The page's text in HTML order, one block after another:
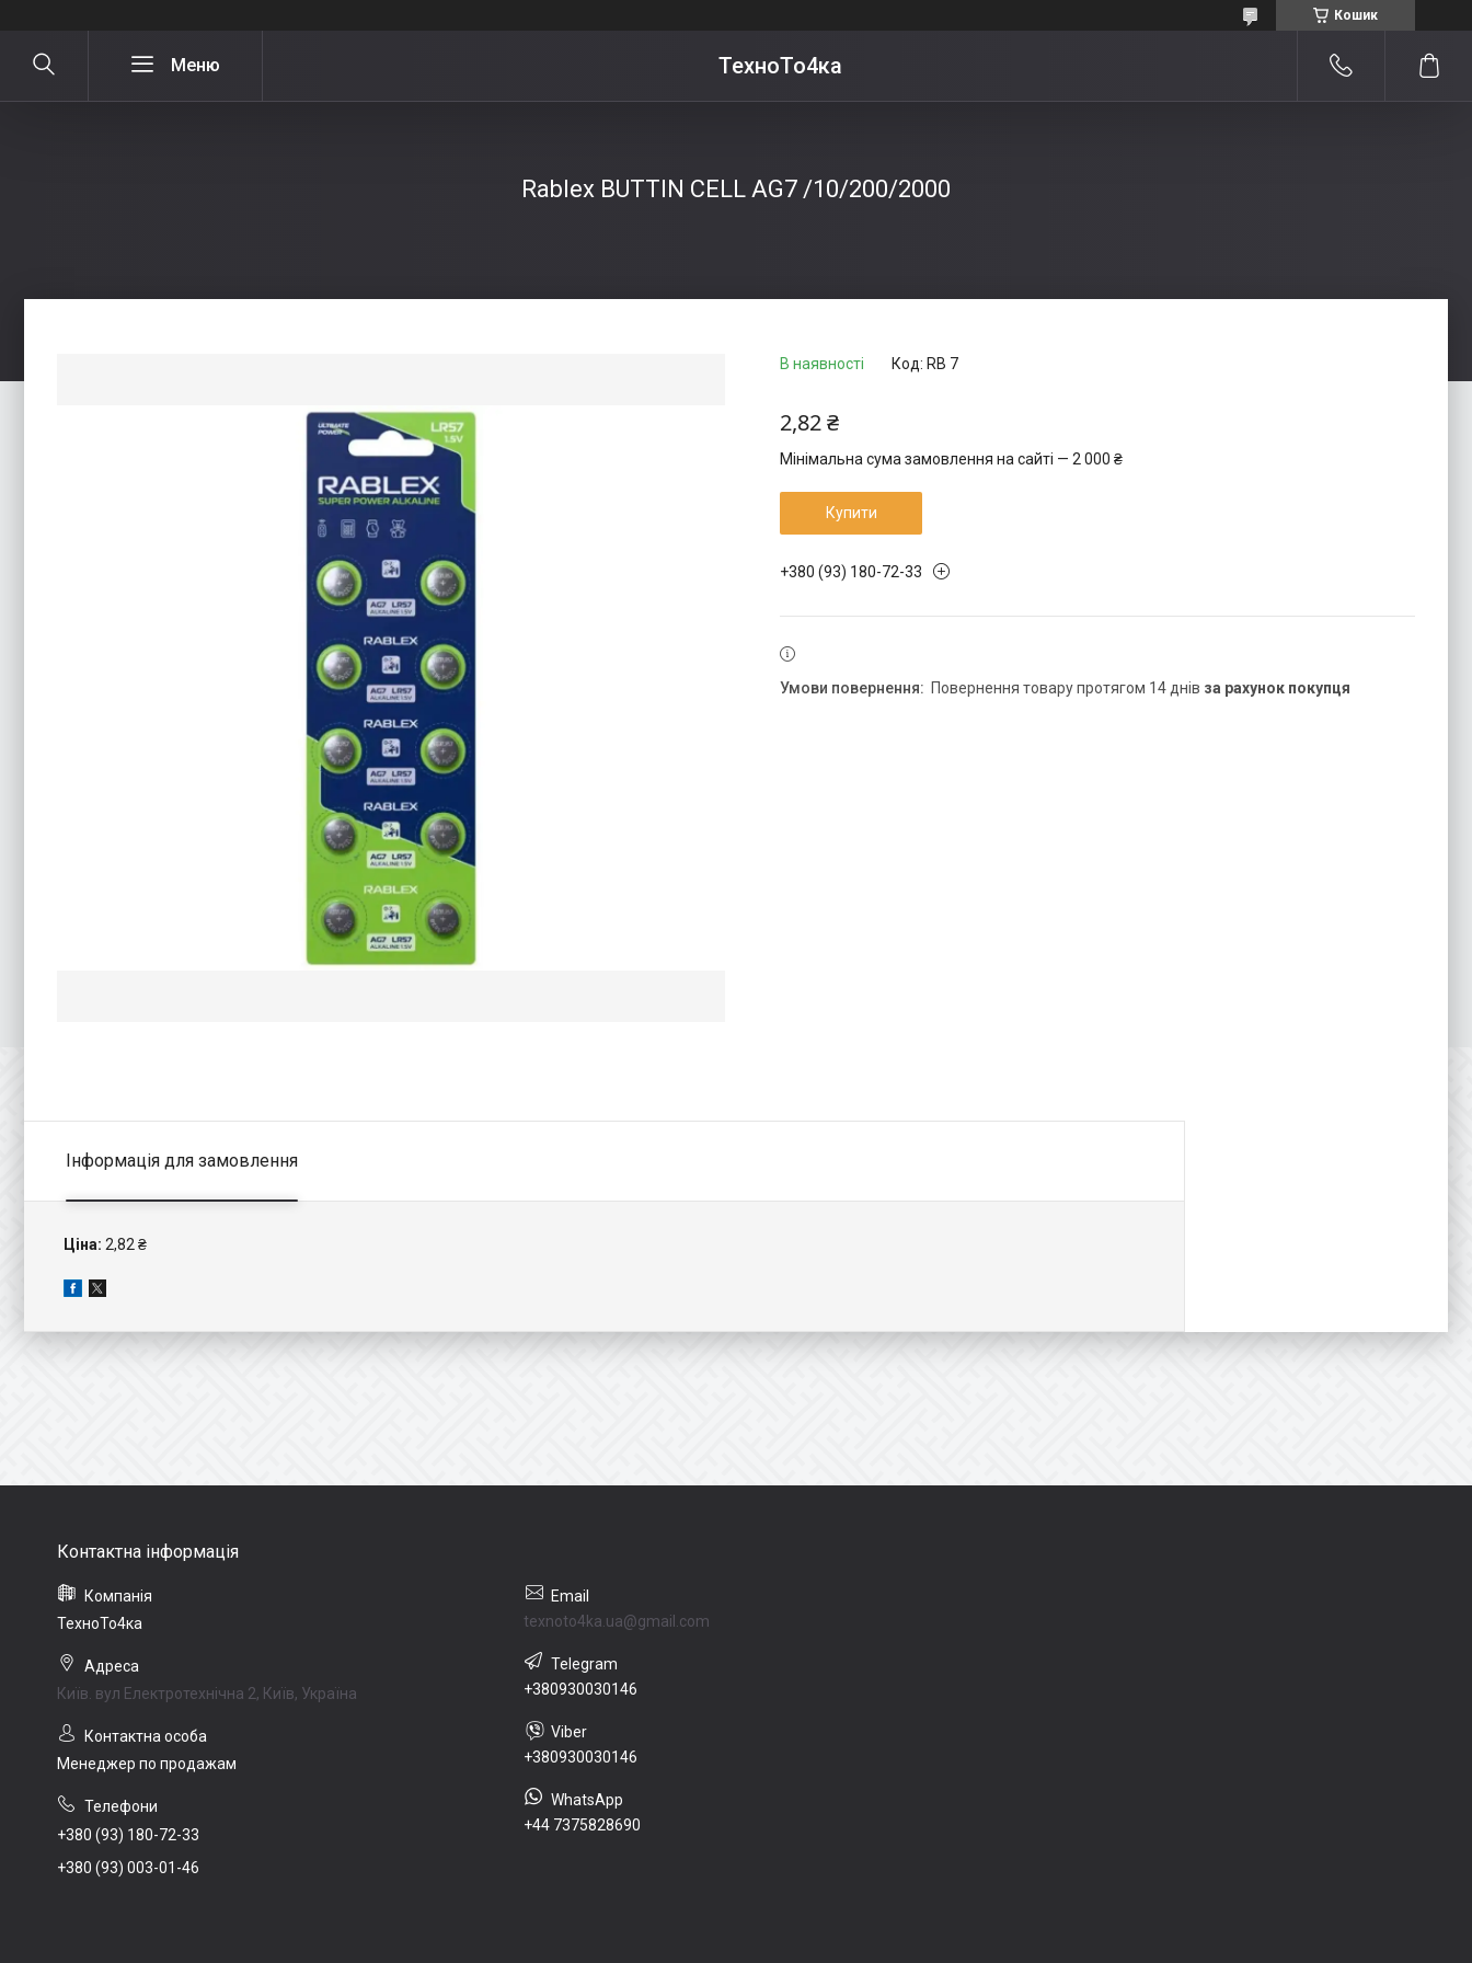
Кошик
ТехноТо4ка
Rablex BUTTIN CELL AG7 /10/200/2000
В наявності Код: RB 7
2,82 ₴
Мінімальна сума замовлення на сайті — 2 000 ₴
Купити
+380 (93) 180-72-33
повернення товару протягом 14 днів за рахунок покупця
Інформація для замовлення
Ціна: 2,82 ₴
ТехноТо4ка
Київ. вул Електротехнічна 2, Київ, Україна
Менеджер по продажам
+380 (93) 180-72-33
+380 (93) 003-01-46
texnoto4ka.ua@gmail.com
+380930030146
+380930030146
+44 7375828690